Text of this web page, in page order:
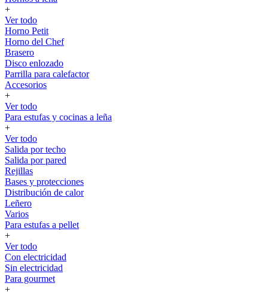
+
Ver todo
Horno Petit
Horno del Chef
Brasero
Disco enlozado
Parrilla para calefactor
Accesorios
+
Ver todo
Para estufas y cocinas a leña
+
Ver todo
Salida por techo
Salida por pared
Rejillas
Bases y protecciones
Distribución de calor
Leñero
Varios
Para estufas a pellet
+
Ver todo
Con electricidad
Sin electricidad
Para gourmet
+